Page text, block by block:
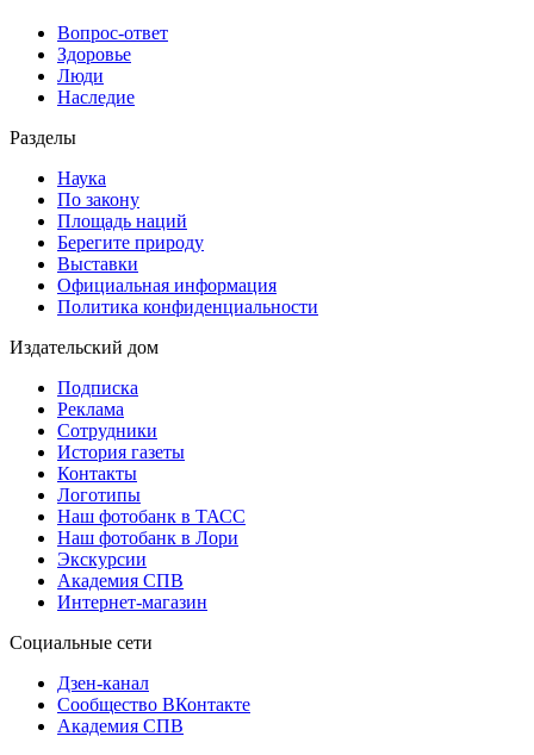
Вопрос-ответ
Здоровье
Люди
Наследие
Разделы
Наука
По закону
Площадь наций
Берегите природу
Выставки
Официальная информация
Политика конфиденциальности
Издательский дом
Подписка
Реклама
Сотрудники
История газеты
Контакты
Логотипы
Наш фотобанк в ТАСС
Наш фотобанк в Лори
Экскурсии
Академия СПВ
Интернет-магазин
Социальные сети
Дзен-канал
Сообщество ВКонтакте
Академия СПВ